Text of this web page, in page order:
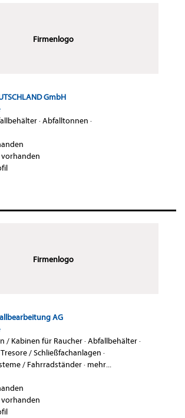
Firmenlogo
GmbH
·Abfalltonnen ·
Firmenlogo
AG
/ Kabinen für Raucher·Abfallbehälter·
Tresore / Schließfachanlagen ·
/ Fahrradständer· mehr...